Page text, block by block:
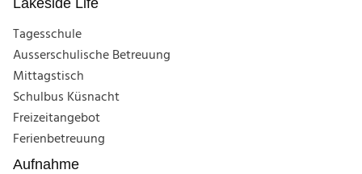
Lakeside Life
Tagesschule
Ausserschulische Betreuung
Mittagstisch
Schulbus Küsnacht
Freizeitangebot
Ferienbetreuung
Aufnahme